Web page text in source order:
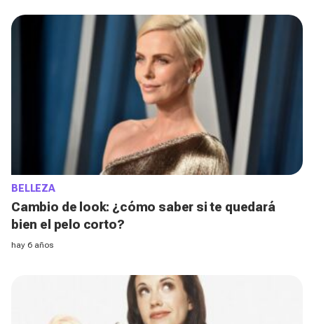
BELLEZA
Cambio de look: ¿cómo saber si te quedará
bien el pelo corto?
hay 6 años